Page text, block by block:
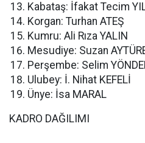
Kabataş: İfakat Tecim
Korgan: Turhan ATEŞ
Kumru: Ali Rıza YALIN
Mesudiye: Suzan
Perşembe: Selim
Ulubey: İ. Nihat KEFELİ
Ünye: İsa MARAL
KADRO DAĞILIMI